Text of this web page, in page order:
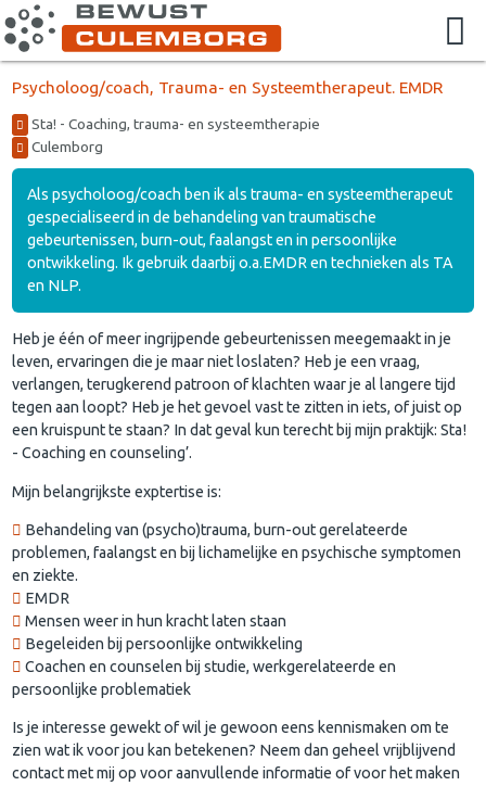
Psycholoog/coach, Trauma- en Systeemtherapeut. EMDR
Sta! - Coaching, trauma- en systeemtherapie
Culemborg
Als psycholoog/coach ben ik als trauma- en systeemtherapeut
gespecialiseerd in de behandeling van traumatische
gebeurtenissen, burn-out, faalangst en in persoonlijke
ontwikkeling. Ik gebruik daarbij o.a.EMDR en technieken als TA
en NLP.
Heb je één of meer ingrijpende gebeurtenissen meegemaakt in je
leven, ervaringen die je maar niet loslaten? Heb je een vraag,
verlangen, terugkerend patroon of klachten waar je al langere tijd
tegen aan loopt? Heb je het gevoel vast te zitten in iets, of juist op
een kruispunt te staan? In dat geval kun terecht bij mijn praktijk: Sta!
- Coaching en counseling’.
Mijn belangrijkste exptertise is:
Behandeling van (psycho)trauma, burn-out gerelateerde
problemen, faalangst en bij lichamelijke en psychische symptomen
en ziekte.
EMDR
Mensen weer in hun kracht laten staan
Begeleiden bij persoonlijke ontwikkeling
Coachen en counselen bij studie, werkgerelateerde en
persoonlijke problematiek
Is je interesse gewekt of wil je gewoon eens kennismaken om te
zien wat ik voor jou kan betekenen? Neem dan geheel vrijblijvend
contact met mij op voor aanvullende informatie of voor het maken